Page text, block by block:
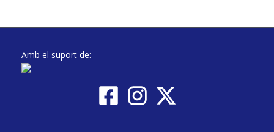
Amb el suport de: